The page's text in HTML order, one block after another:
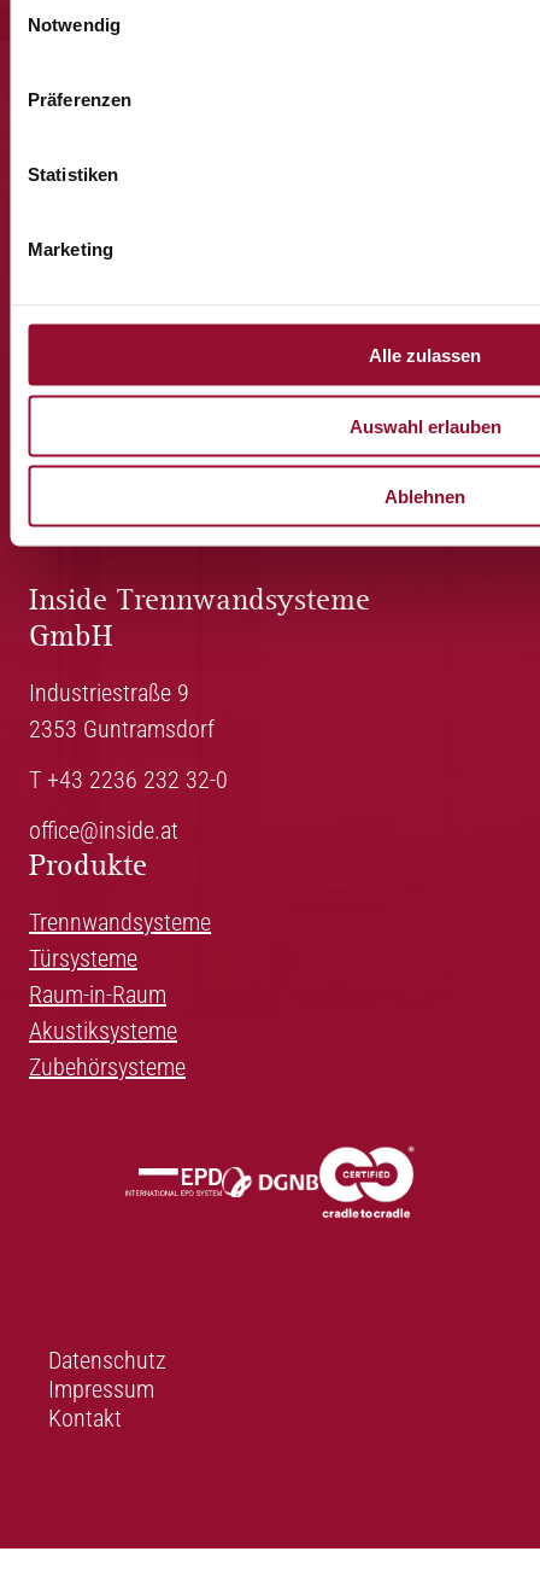
Notwendig
Präferenzen
Statistiken
Marketing
Alle zulassen
Auswahl erlauben
Ablehnen
besonderen Momenten aus unserem Haus.
Inside Trennwandsysteme
GmbH
Industriestraße 9
2353 Guntramsdorf
T +43 2236 232 32-0
office@inside.at
Produkte
Trennwandsysteme
Türsysteme
Raum-in-Raum
Akustiksysteme
Zubehörsysteme
Datenschutz
Impressum
Kontakt